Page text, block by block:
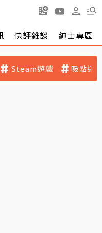
快評雜談 紳士專區
Steam遊戲 吸點迷